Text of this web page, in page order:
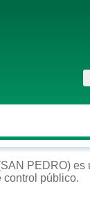
PEDRO) es
público.